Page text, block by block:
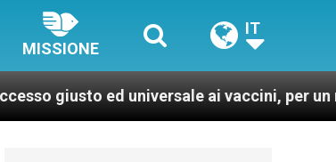
MISSIONE
IT
universale ai vaccini, per un mondo più